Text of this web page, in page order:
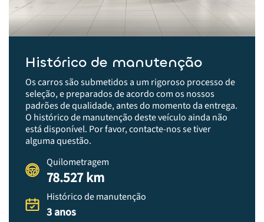
Histórico de manutenção
Os carros são submetidos a um rigoroso processo de
seleção, e preparados de acordo com os nossos
padrões de qualidade, antes do momento da entrega.​
O histórico de manutenção deste veículo ainda não
está disponível. Por favor, contacte-nos se tiver
alguma questão.
Quilometragem
78.527 km
Histórico de manutenção
3 anos